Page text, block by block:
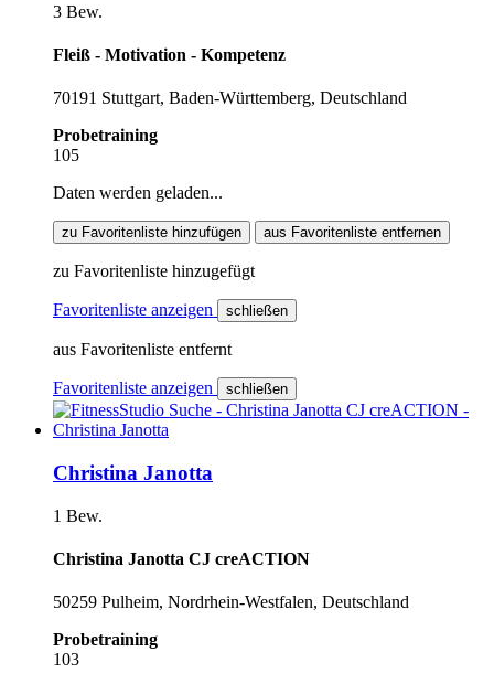
3 Bew.
Fleiß - Motivation - Kompetenz
70191 Stuttgart, Baden-Württemberg, Deutschland
Probetraining
105
Daten werden geladen...
zu Favoritenliste hinzufügen aus Favoritenliste entfernen
zu Favoritenliste hinzugefügt
Favoritenliste anzeigen schließen
aus Favoritenliste entfernt
Favoritenliste anzeigen schließen
Christina Janotta
1 Bew.
Christina Janotta CJ creACTION
50259 Pulheim, Nordrhein-Westfalen, Deutschland
Probetraining
103